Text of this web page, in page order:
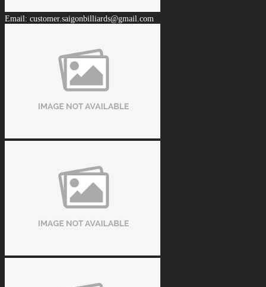
Email: customer.saigonbilliards@gmail.com